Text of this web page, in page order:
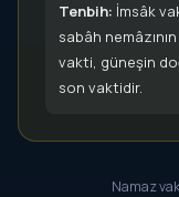
Tenbih: İmsâk
sabâh
vakti, güneşin
son vaktidir.
Namaz